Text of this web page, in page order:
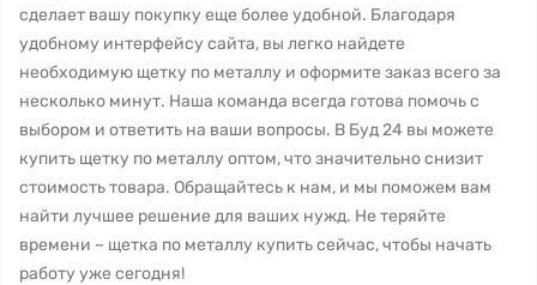
сделает вашу покупку еще более удобной. Благодаря
удобному интерфейсу сайта, вы легко найдете
необходимую щетку по металлу и оформите заказ всего за
несколько минут. Наша команда всегда готова помочь с
выбором и ответить на ваши вопросы. В Буд 24 вы можете
купить щетку по металлу оптом, что значительно снизит
стоимость товара. Обращайтесь к нам, и мы поможем вам
найти лучшее решение для ваших нужд. Не теряйте
времени – щетка по металлу купить сейчас, чтобы начать
работу уже сегодня!